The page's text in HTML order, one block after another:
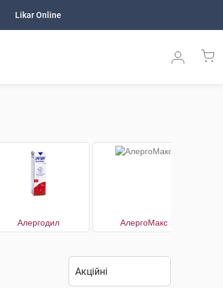
Likar Online
Алергодил АлергоМакс